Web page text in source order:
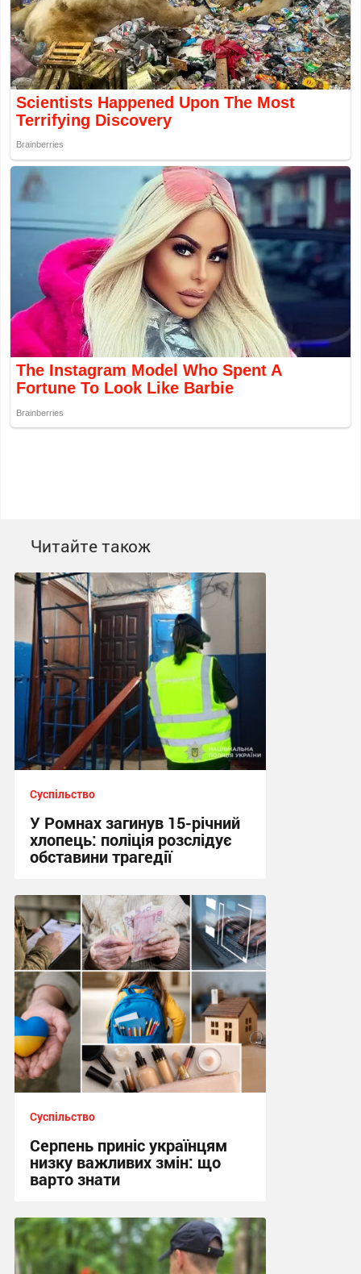
Читайте також
Суспільство
У Ромнах загинув 15-річний
хлопець: поліція розслідує
обставини трагедії
10:13, 5.08.2026
Суспільство
Серпень приніс українцям
низку важливих змін: що
варто знати
22:18, 2.08.2026